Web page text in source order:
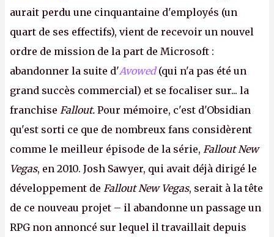
aurait perdu une cinquantaine d'employés (un
quart de ses effectifs), vient de recevoir un nouvel
ordre de mission de la part de Microsoft :
abandonner la suite d'Avowed(qui n'a pas été un
grand succès commercial) et se focaliser sur... la
franchise Fallout. Pour mémoire, c'est d'Obsidian
qu'est sorti ce que de nombreux fans considèrent
comme le meilleur épisode de la série, Fallout New
Vegas, en 2010. Josh Sawyer, qui avait déjà dirigé le
développement de Fallout New Vegas, serait à la tête
de ce nouveau projet – il abandonne un passage un
RPG non annoncé sur lequel il travaillait depuis